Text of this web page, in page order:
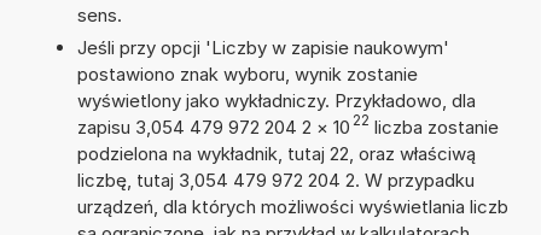
sens.
Jeśli przy opcji 'Liczby w zapisie naukowym'
postawiono znak wyboru, wynik zostanie
wyświetlony jako wykładniczy. Przykładowo, dla
zapisu 3,054 479 972 204 2 × 10 22 liczba zostanie
podzielona na wykładnik, tutaj 22, oraz właściwą
liczbę, tutaj 3,054 479 972 204 2. W przypadku
urządzeń, dla których możliwości wyświetlania liczb